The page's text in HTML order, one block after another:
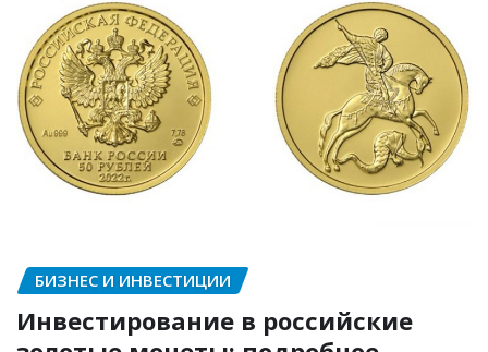
БИЗНЕС И ИНВЕСТИЦИИ
Инвестирование в российские